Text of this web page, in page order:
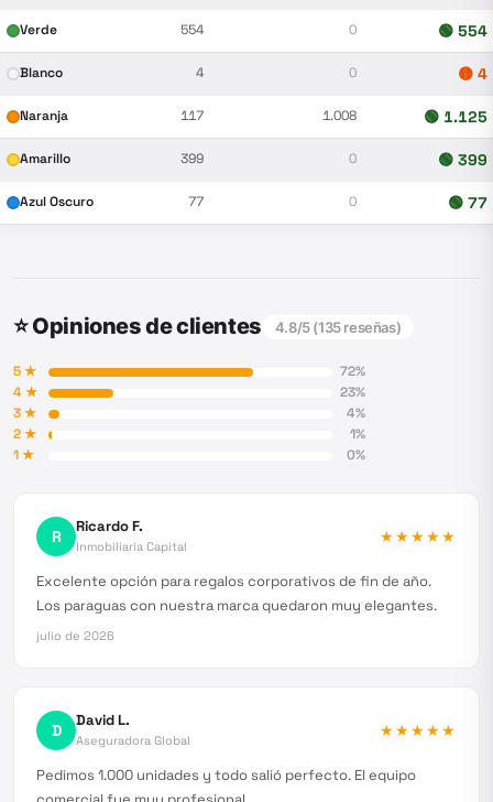
Verde 554 0 🟢 554
Blanco 4 0 🟡 4
Naranja 117 1.008 🟢 1.125
Amarillo 399 0 🟢 399
Azul Oscuro 77 0 🟢 77
⭐ Opiniones de clientes 4.8/5 (135reseñas)
5★ 72%
4★ 23%
3★ 4%
2★ 1%
1★ 0%
R Ricardo F.
Inmobiliaria Capital
★★★★★
Excelente opción para regalos corporativos de fin de año.
Los paraguas con nuestra marca quedaron muy elegantes.
julio de 2026
D David L.
Aseguradora Global
★★★★★
Pedimos 1.000 unidades y todo salió perfecto. El equipo